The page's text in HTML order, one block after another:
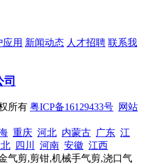
应用 新闻动态 人才招聘 联系我
所有 粤ICP备16129433号 网站
重庆 河北 内蒙古 广东 江
四川 河南 安徽 江西
气剪,剪钳,机械手气剪,浇口气